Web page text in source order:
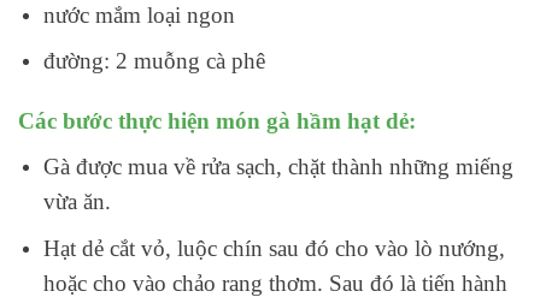
nước mắm loại ngon
đường: 2 muỗng cà phê
Các bước thực hiện món gà hầm hạt dẻ:
Gà được mua về rửa sạch, chặt thành những miếng
vừa ăn.
Hạt dẻ cắt vỏ, luộc chín sau đó cho vào lò nướng,
hoặc cho vào chảo rang thơm. Sau đó là tiến hành